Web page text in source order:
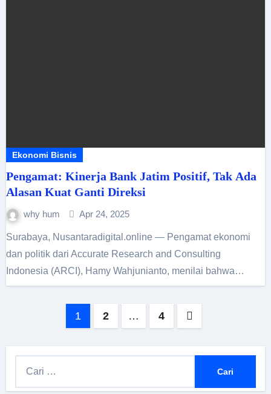
Ekonomi Bisnis
Pengamat: Kinerja Bank Jatim Positif, Tak Ada
Alasan Kuat Ganti Direksi
why hum Apr 24, 2025
Surabaya, Nusantaradigital.online — Pengamat ekonomi
dan politik dari Accurate Research and Consulting
Indonesia (ARCI), Hamy Wahjunianto, menilai bahwa…
1 2 … 4